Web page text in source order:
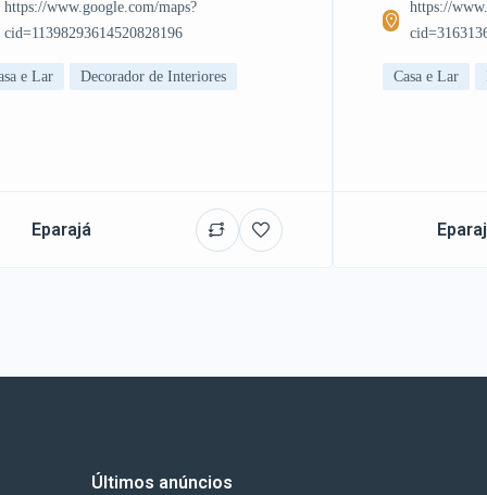
https://www.google.com/maps?
cid=11398293614520828196
e Lar Decorador de Interiores
Eparajá
https://
Casa e Lar
Últimos anúncios